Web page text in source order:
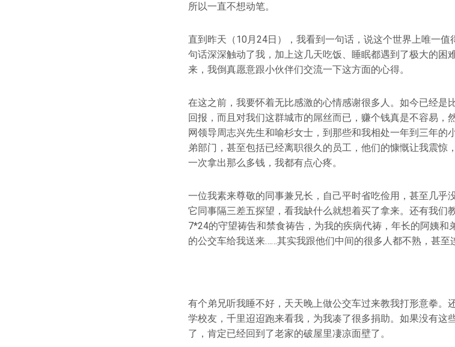
所以一直不想动笔。
直到昨天（10月24日），我看到一句话，说这个世界上唯一
句话深深触动了我，加上这几天吃饭、睡眠都遇到了极大的困
来，我倒真愿意跟小伙伴们交流一下这方面的心得。
在这之前，我要怀着无比感激的心情感谢很多人。如今已经是
回报，而且对我们这群城市的屌丝而已，赚个钱真是不容易，
网领导周志兴先生和喻杉女士，到那些和我相处一年到三年的
弟部门，甚至包括已经离职很久的员工，他们的慷慨让我震惊
一次拿出那么多钱，我都有点心疼。
一位我素来尊敬的同事兼兄长，自己平时省吃俭用，甚至几乎
它同事隔三差五探望，看我缺什么就想着买了拿来。还有我们
7*24的守望祷告和禁食祷告，为我的疾病代祷，年长的阿姨和
的公交车给我送来……其实我跟他们中间的很多人都不熟，甚至
有个弟兄听我睡不好，天天晚上做公交车过来教我打形意拳。
学校友，千里迢迢跑来看我，为我凑了很多捐助。如果没有这
了，肯定已经回到了老家的破屋里凄凉面壁了。